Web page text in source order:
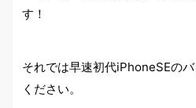
す！
それでは早速初代iPhoneSEの
ください。